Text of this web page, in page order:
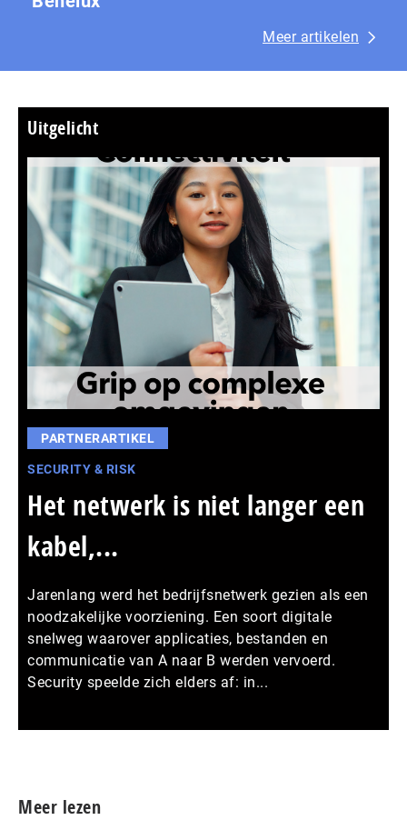
Meer artikelen
Uitgelicht
PARTNERARTIKEL
SECURITY & RISK
Het netwerk is niet langer een
kabel,...
Jarenlang werd het bedrijfsnetwerk gezien als een
noodzakelijke voorziening. Een soort digitale
snelweg waarover applicaties, bestanden en
communicatie van A naar B werden vervoerd.
Security speelde zich elders af: in...
Meer lezen